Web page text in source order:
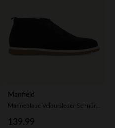
Manfield
Marineblaue Veloursleder-Schnürschuhe
139.99